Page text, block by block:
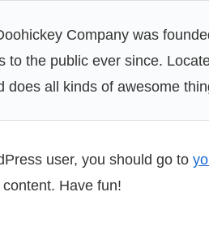
Company was
to the public ever since.
does all kinds of awesome
user, you should go to
Have fun!